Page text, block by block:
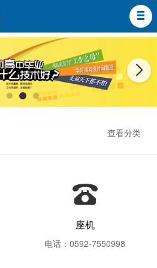
查看分类
座机
电话：0592-7550998